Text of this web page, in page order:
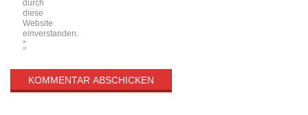
durch
diese
Website
einverstanden.
*